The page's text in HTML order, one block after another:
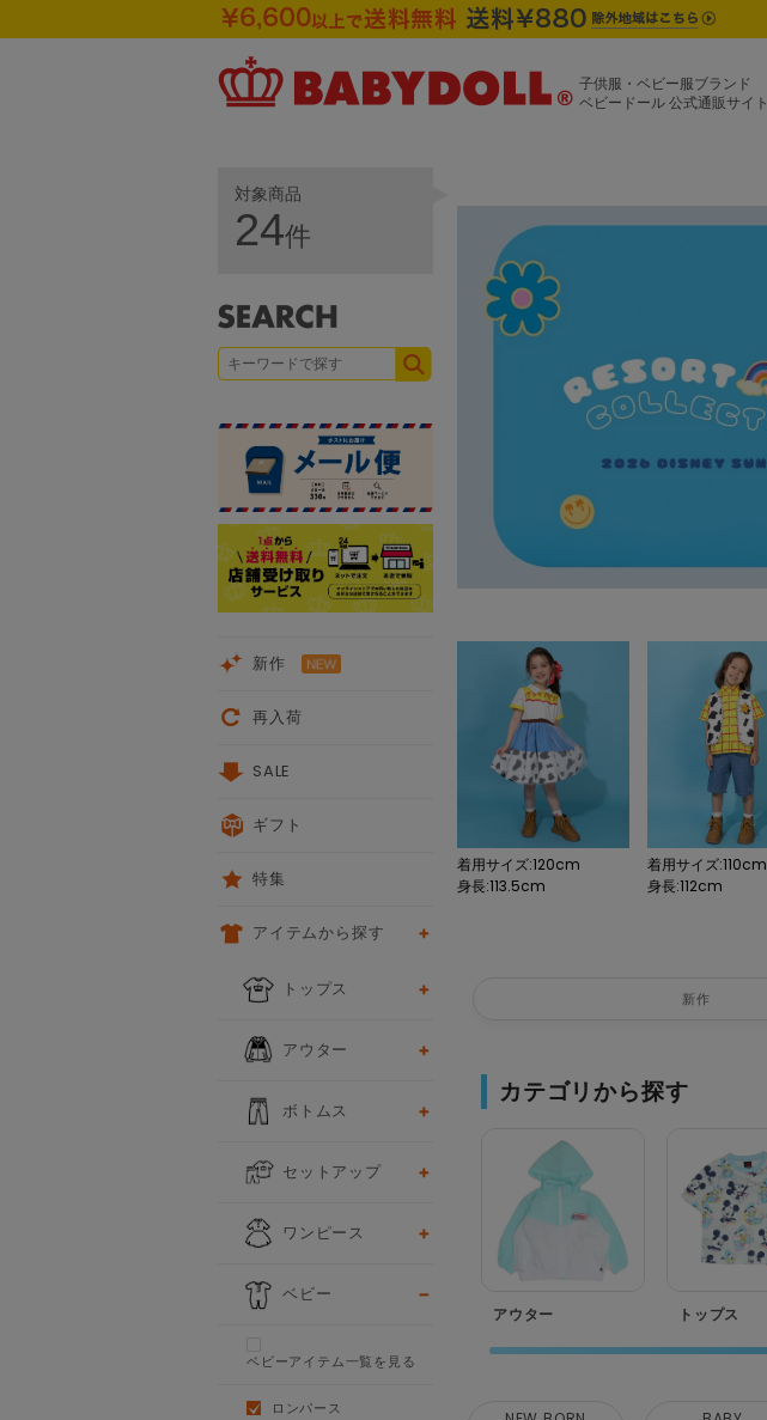
子供服・ベビー服ブランド
ベビードール 公式通販サイト
着用サイズ:120cm
身長:113.5cm
着用サイズ:110cm
身長:112cm
新作
カテゴリから探す
アウター トップス
対象商品
24件
新作
再入荷
SALE
ギフト
特集
アイテムから探す
トップス
アウター
ボトムス
セットアップ
ワンピース
ベビー
ベビーアイテム一覧を見る
ロンパース